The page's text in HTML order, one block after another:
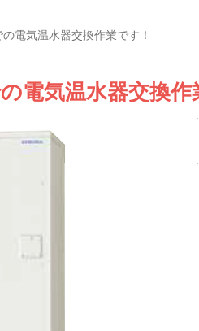
電気温水器交換作業です！
電気温水器交換作